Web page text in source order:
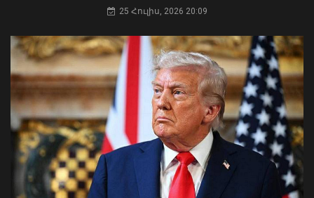
Երևանում անցկացվեց
հաշմանդամություն ունեցող անձանց
միջազգային մարզական փառատոնը
06 Օգոստոս, 2026 20:00
Երևանի Կենտրոնում պետության
սեփականության իրավունքն է
վերականգնվել 51,9 քմ նկուղային
25 Հուլիս, 2026 20:09